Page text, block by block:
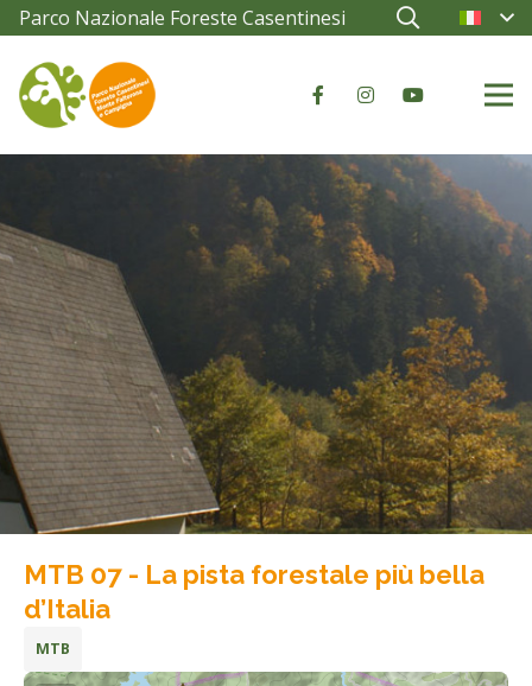
Parco Nazionale Foreste Casentinesi
MTB 07 - La pista forestale più bella
d’Italia
MTB